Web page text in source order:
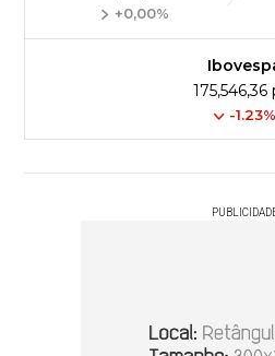
+0,00%
175,546,36
-1.23%